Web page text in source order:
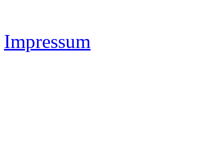
Impressum